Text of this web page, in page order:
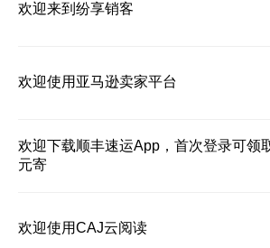
欢迎来到纷享销客
欢迎使用亚马逊卖家平台
欢迎下载顺丰速运App，首次登录可领
元寄
欢迎使用CAJ云阅读